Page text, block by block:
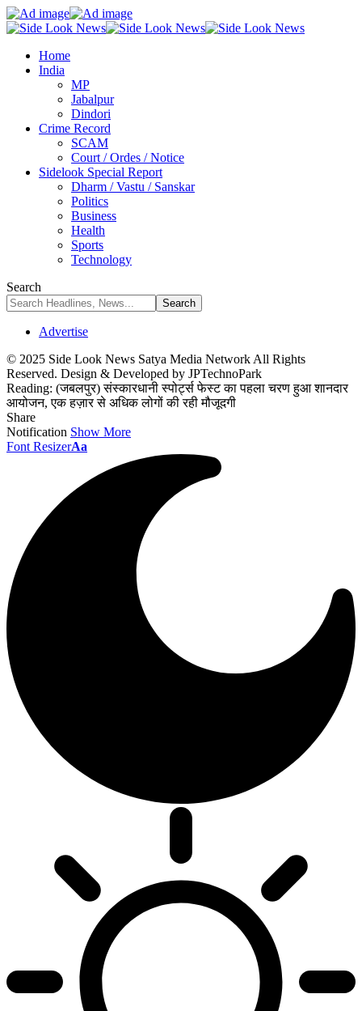
Home
India
MP
Jabalpur
Dindori
Crime Record
SCAM
Court / Ordes / Notice
Sidelook Special Report
Dharm / Vastu / Sanskar
Politics
Business
Health
Sports
Technology
Search
Advertise
© 2025 Side Look News Satya Media Network All Rights
Reserved. Design & Developed by JPTechnoPark
Reading: (जबलपुर) संस्कारधानी स्पोर्ट्स फेस्ट का पहला चरण हुआ शानदार
आयोजन, एक हज़ार से अधिक लोगों की रही मौजूदगी
Share
Notification Show More
Font ResizerAa